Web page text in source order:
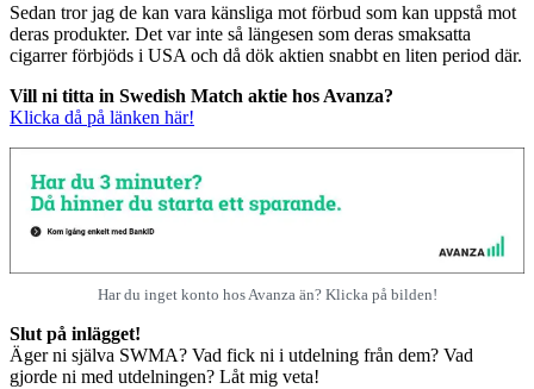
Sedan tror jag de kan vara känsliga mot förbud som kan uppstå mot
deras produkter. Det var inte så längesen som deras smaksatta
cigarrer förbjöds i USA och då dök aktien snabbt en liten period där.
Vill ni titta in Swedish Match aktie hos Avanza?
Klicka då på länken här!
Har du inget konto hos Avanza än? Klicka på bilden!
Slut på inlägget!
Äger ni själva SWMA? Vad fick ni i utdelning från dem? Vad
gjorde ni med utdelningen? Låt mig veta!